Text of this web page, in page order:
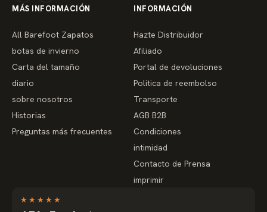
MÁS INFORMACIÓN
All Barefoot Zapatos
botas de invierno
Carta del tamaño
diario
sobre nosotros
Historias
Preguntas más frecuentes
INFORMACIÓN
Hazte Distribuidor
Afiliado
Portal de devoluciones
Politica de reembolso
Transporte
AGB B2B
Condiciones
intimidad
Contacto de Prensa
imprimir
★ ★ ★ ★ ★